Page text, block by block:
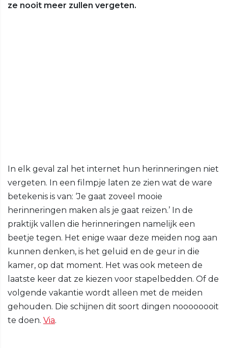
ze nooit meer zullen vergeten.
In elk geval zal het internet hun herinneringen niet
vergeten. In een filmpje laten ze zien wat de ware
betekenis is van: ‘Je gaat zoveel mooie
herinneringen maken als je gaat reizen.’ In de
praktijk vallen die herinneringen namelijk een
beetje tegen. Het enige waar deze meiden nog aan
kunnen denken, is het geluid en de geur in die
kamer, op dat moment. Het was ook meteen de
laatste keer dat ze kiezen voor stapelbedden. Of de
volgende vakantie wordt alleen met de meiden
gehouden. Die schijnen dit soort dingen noooooooit
te doen. Via.